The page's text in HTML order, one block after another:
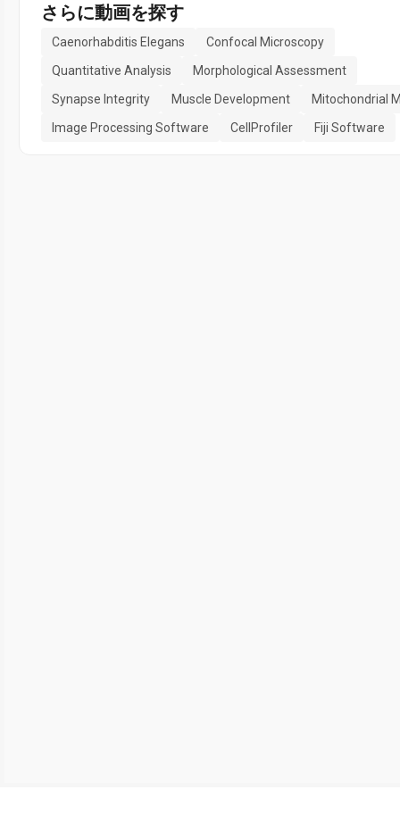
さらに動画を探す
Caenorhabditis Elegans
Confocal Microscopy
Quantitative Analysis
Morphological Assessment
Synapse Integrity
Muscle Development
Mitochondrial
Image Processing Software
CellProfiler Fiji Software